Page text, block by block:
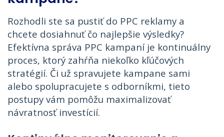
Rozhodli ste sa pustiť do PPC reklamy a
chcete dosiahnuť čo najlepšie výsledky?
Efektívna správa PPC kampaní je kontinuálny
proces, ktorý zahŕňa niekoľko kľúčových
stratégií. Či už spravujete kampane sami
alebo spolupracujete s odborníkmi, tieto
postupy vám pomôžu maximalizovať
návratnosť investícií.